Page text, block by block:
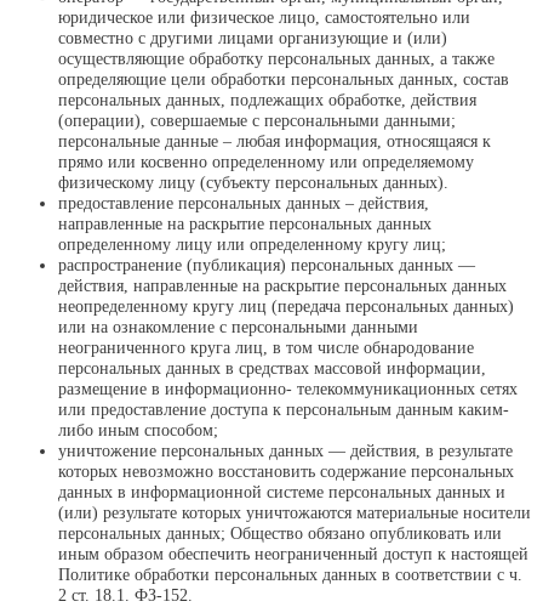
юридическое или физическое лицо, самостоятельно или
совместно с другими лицами организующие и (или)
осуществляющие обработку персональных данных, а также
определяющие цели обработки персональных данных, состав
персональных данных, подлежащих обработке, действия
(операции), совершаемые с персональными данными;
персональные данные – любая информация, относящаяся к
прямо или косвенно определенному или определяемому
физическому лицу (субъекту персональных данных).
предоставление персональных данных – действия,
направленные на раскрытие персональных данных
определенному лицу или определенному кругу лиц;
распространение (публикация) персональных данных —
действия, направленные на раскрытие персональных данных
неопределенному кругу лиц (передача персональных данных)
или на ознакомление с персональными данными
неограниченного круга лиц, в том числе обнародование
персональных данных в средствах массовой информации,
размещение в информационно- телекоммуникационных сетях
или предоставление доступа к персональным данным каким-
либо иным способом;
уничтожение персональных данных — действия, в результате
которых невозможно восстановить содержание персональных
данных в информационной системе персональных данных и
(или) результате которых уничтожаются материальные носители
персональных данных; Общество обязано опубликовать или
иным образом обеспечить неограниченный доступ к настоящей
Политике обработки персональных данных в соответствии с ч.
2 ст. 18.1. ФЗ-152.